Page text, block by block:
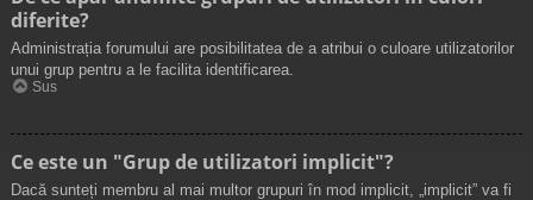
diferite?
Administrația forumului are posibilitatea de a atribui o culoare utilizatorilor
unui grup pentru a le facilita identificarea.
Sus
Ce este un "Grup de utilizatori implicit"?
Dacă sunteți membru al mai multor grupuri în mod implicit, „implicit” va fi